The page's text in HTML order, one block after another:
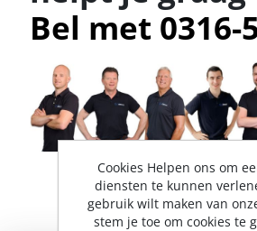
Bel met 0316-
Cookies Helpen ons om
diensten te kunnen
gebruik wilt maken van
stem je toe om cookies te